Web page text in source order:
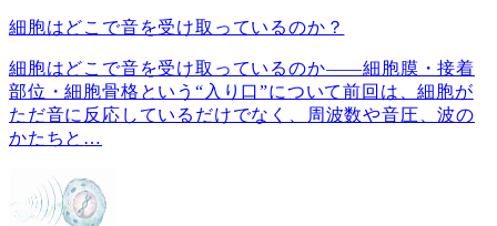
細胞はどこで音を受け取っているのか？
細胞はどこで音を受け取っているのか――細胞膜・接着
部位・細胞骨格という“入り口”について前回は、細胞が
ただ音に反応しているだけでなく、周波数や音圧、波の
かたちと …